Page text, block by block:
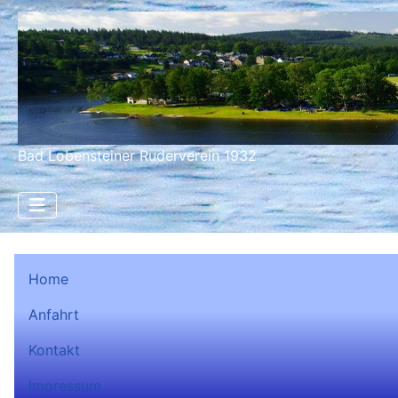
Bad Lobensteiner Ruderverein 1932
Home
Anfahrt
Kontakt
Impressum